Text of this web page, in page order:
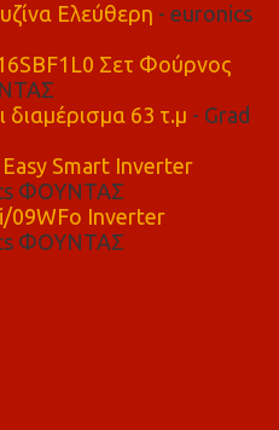
Ελεύθερη - euronics
Σετ Φούρνος
διαμέρισμα 63 τ.μ - Grad
Easy Smart Inverter
ΦΟΥΝΤΑΣ
09WFo Inverter
ΦΟΥΝΤΑΣ